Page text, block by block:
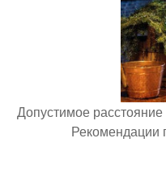
Допустимое расстояние